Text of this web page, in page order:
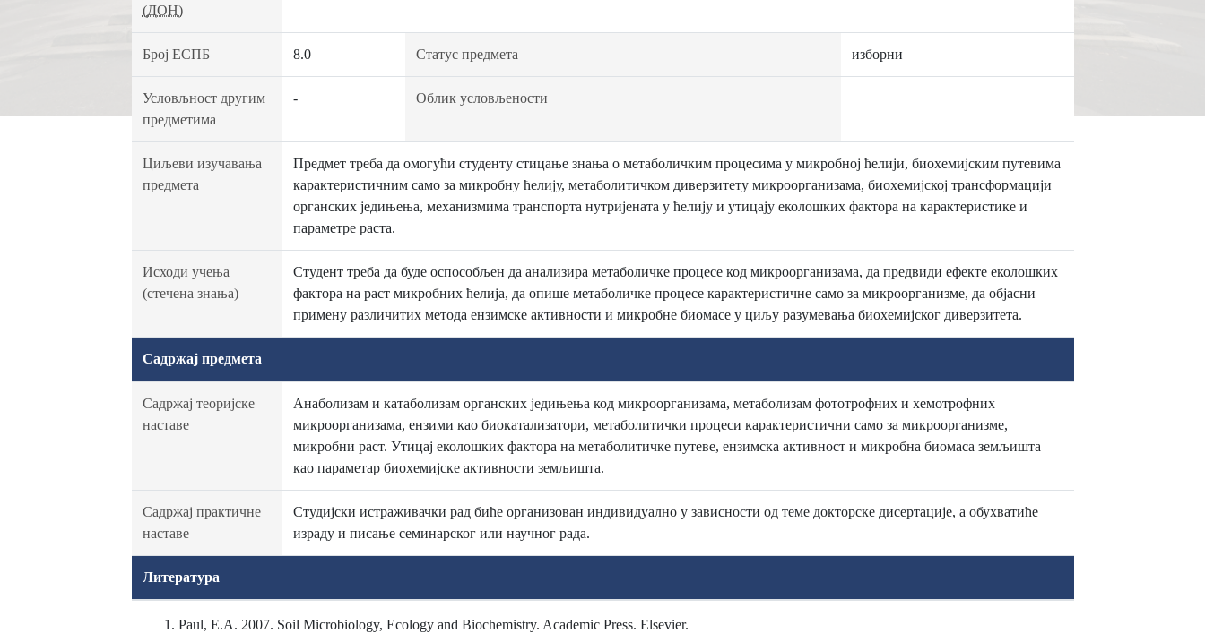
(ДОН)
Број ЕСПБ 8.0 Статус предмета изборни
Условљност другим
предметима
- Облик условљености
Циљеви изучавања
предмета
Предмет треба да омогући студенту стицање знања о метаболичким процесима у микробној ћелији, биохемијским путевима
карактеристичним само за микробну ћелију, метаболитичком диверзитету микроорганизама, биохемијској трансформацији
органских једињења, механизмима транспорта нутријената у ћелију и утицају еколошких фактора на карактеристике и
параметре раста.
Исходи учења
(стечена знања)
Студент треба да буде оспособљен да анализира метаболичке процесе код микроорганизама, да предвиди ефекте еколошких
фактора на раст микробних ћелија, да опише метаболичке процесе карактеристичне само за микроорганизме, да објасни
примену различитих метода ензимске активности и микробне биомасе у циљу разумевања биохемијског диверзитета.
Садржај предмета
Садржај теоријске
наставе
Анаболизам и катаболизам органских једињења код микроорганизама, метаболизам фототрофних и хемотрофних
микроорганизама, ензими као биокатализатори, метаболитички процеси карактеристични само за микроорганизме,
микробни раст. Утицај еколошких фактора на метаболитичке путеве, ензимска активност и микробна биомаса земљишта
као параметар биохемијске активности земљишта.
Садржај практичне
наставе
Студијски истраживачки рад биће организован индивидуално у зависности од теме докторске дисертације, а обухватиће
израду и писање семинарског или научног рада.
Литература
Paul, E.A. 2007. Soil Microbiology, Ecology and Biochemistry. Academic Press. Elsevier.